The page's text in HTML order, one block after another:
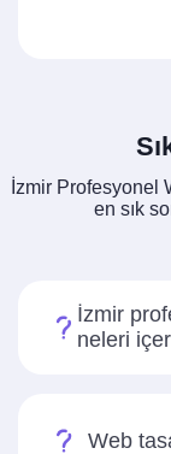
İzmir Profesyonel
en sık
İzmir
neleri
Web